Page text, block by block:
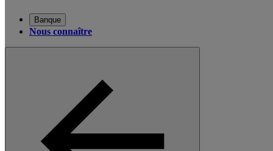
Banque
Nous connaître